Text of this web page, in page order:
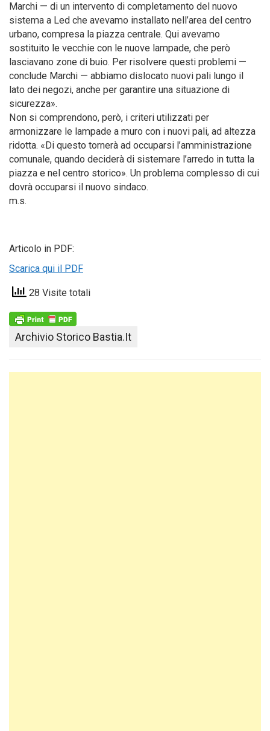
Marchi — di un intervento di completamento del nuovo
sistema a Led che avevamo installato nell’area del centro
urbano, compresa la piazza centrale. Qui avevamo
sostituito le vecchie con le nuove lampade, che però
lasciavano zone di buio. Per risolvere questi problemi —
conclude Marchi — abbiamo dislocato nuovi pali lungo il
lato dei negozi, anche per garantire una situazione di
sicurezza».
Non si comprendono, però, i criteri utilizzati per
armonizzare le lampade a muro con i nuovi pali, ad altezza
ridotta. «Di questo tornerà ad occuparsi l’amministrazione
comunale, quando deciderà di sistemare l’arredo in tutta la
piazza e nel centro storico». Un problema complesso di cui
dovrà occuparsi il nuovo sindaco.
m.s.
Articolo in PDF:
Scarica qui il PDF
28 Visite totali
Archivio Storico Bastia.it